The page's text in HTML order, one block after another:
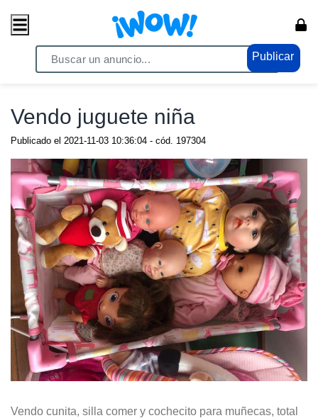
Publicar
/ Comercio / Consumo masivo
Vendo juguete niña
Publicado el 2021-11-03 10:36:04 - cód. 197304
Vendo cunita, silla comer y cochecito para muñecas, total